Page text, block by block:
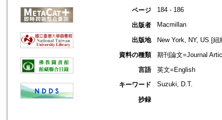
ページ 184 - 186
出版者 Macmillan
出版地
New York, NY, US [
資料の種類
期刊論文=Journal
言語
英文=English
キーワード
Suzuki, D.T.
抄録